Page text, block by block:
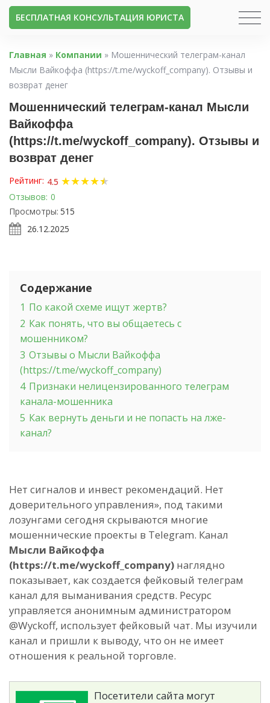
БЕСПЛАТНАЯ КОНСУЛЬТАЦИЯ ЮРИСТА
Главная » Компании » Мошеннический телеграм-канал
Мысли Вайкоффа (https://t.me/wyckoff_company). Отзывы и
возврат денег
Мошеннический телеграм-канал Мысли
Вайкоффа
(https://t.me/wyckoff_company). Отзывы и
возврат денег
Рейтинг: 4.5 ★★★★★
★
Отзывов: 0
Просмотры: 515
26.12.2025
Содержание
1 По какой схеме ищут жертв?
2 Как понять, что вы общаетесь с
мошенником?
3 Отзывы о Мысли Вайкоффа
(https://t.me/wyckoff_company)
4 Признаки нелицензированного телеграм
канала-мошенника
5 Как вернуть деньги и не попасть на лже-
канал?
Нет сигналов и инвест рекомендаций. Нет
доверительного управления», под такими
лозунгами сегодня скрываются многие
мошеннические проекты в Telegram. Канал
Мысли Вайкоффа
(https://t.me/wyckoff_company) наглядно
показывает, как создается фейковый телеграм
канал для выманивания средств. Ресурс
управляется анонимным администратором
@Wyckoff, использует фейковый чат. Мы изучили
канал и пришли к выводу, что он не имеет
отношения к реальной торговле.
Посетители сайта могут